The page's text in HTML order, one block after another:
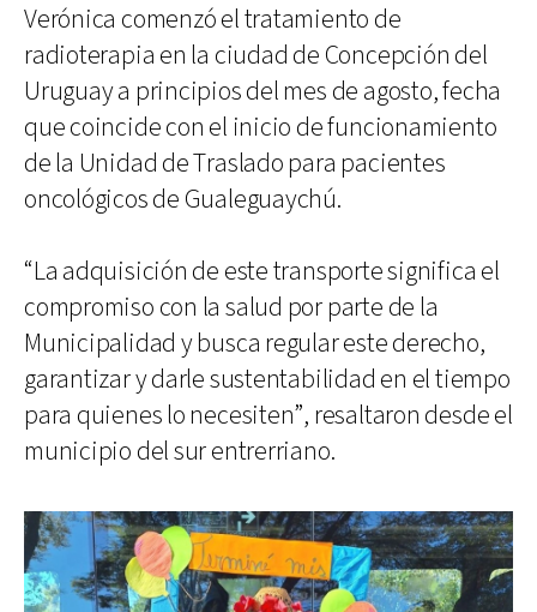
Verónica comenzó el tratamiento de
radioterapia en la ciudad de Concepción del
Uruguay a principios del mes de agosto, fecha
que coincide con el inicio de funcionamiento
de la Unidad de Traslado para pacientes
oncológicos de Gualeguaychú.
“La adquisición de este transporte significa el
compromiso con la salud por parte de la
Municipalidad y busca regular este derecho,
garantizar y darle sustentabilidad en el tiempo
para quienes lo necesiten”, resaltaron desde el
municipio del sur entrerriano.